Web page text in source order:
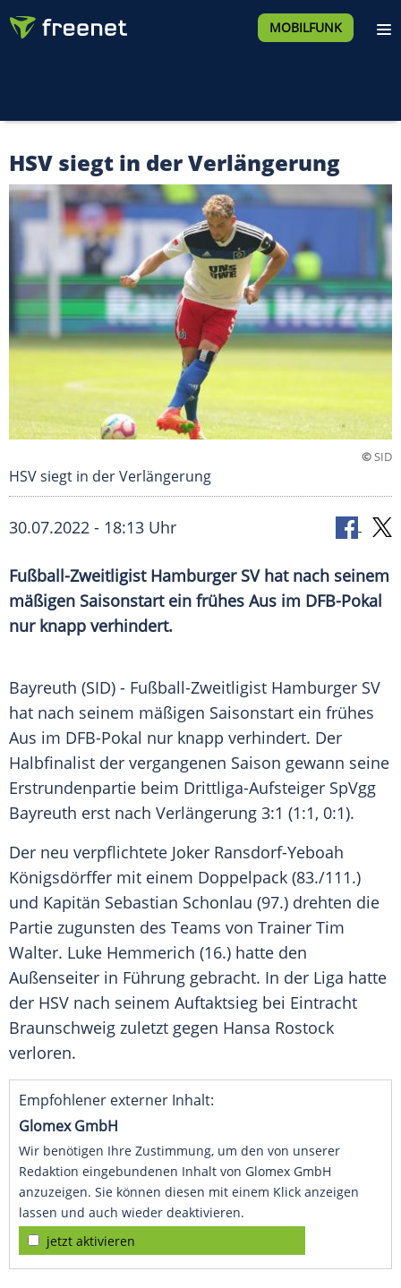
MOBILFUNK
HSV siegt in der Verlängerung
©SID
HSV siegt in der Verlängerung
30.07.2022 - 18:13 Uhr
Fußball-Zweitligist Hamburger SV hat nach seinem
mäßigen Saisonstart ein frühes Aus im DFB-Pokal
nur knapp verhindert.
Bayreuth (SID) - Fußball-Zweitligist Hamburger SV
hat nach seinem mäßigen Saisonstart ein frühes
Aus im DFB-Pokal nur knapp verhindert. Der
Halbfinalist der vergangenen Saison gewann seine
Erstrundenpartie beim Drittliga-Aufsteiger SpVgg
Bayreuth erst nach Verlängerung 3:1 (1:1, 0:1).
Der neu verpflichtete Joker Ransdorf-Yeboah
Königsdörffer mit einem Doppelpack (83./111.)
und Kapitän Sebastian Schonlau (97.) drehten die
Partie zugunsten des Teams von Trainer Tim
Walter. Luke Hemmerich (16.) hatte den
Außenseiter in Führung gebracht. In der Liga hatte
der HSV nach seinem Auftaktsieg bei Eintracht
Braunschweig zuletzt gegen Hansa Rostock
verloren.
Empfohlener externer Inhalt:
Glomex GmbH
Wir benötigen Ihre Zustimmung, um den von unserer
Redaktion eingebundenen Inhalt von Glomex GmbH
anzuzeigen. Sie können diesen mit einem Klick anzeigen
lassen und auch wieder deaktivieren.
jetzt aktivieren